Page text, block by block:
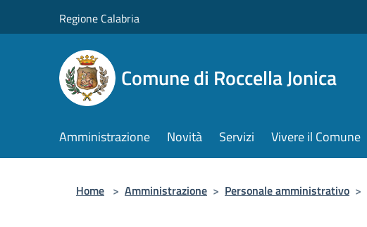
Regione Calabria
Comune di Roccella Jonica
Amministrazione Novità Servizi Vivere il Comune
Home > Amministrazione > Personale amministrativo >